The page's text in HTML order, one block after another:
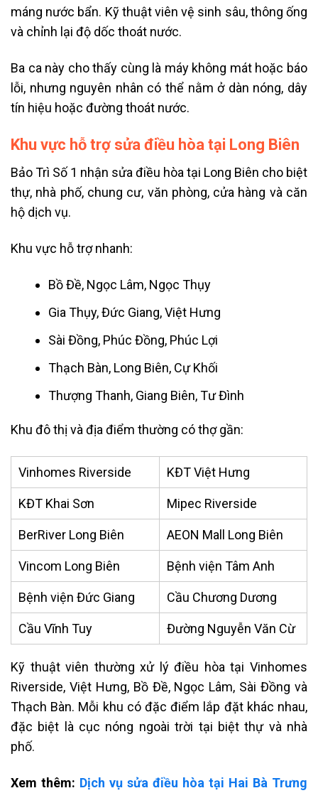
máng nước bẩn. Kỹ thuật viên vệ sinh sâu, thông ống
và chỉnh lại độ dốc thoát nước.
Ba ca này cho thấy cùng là máy không mát hoặc báo
lỗi, nhưng nguyên nhân có thể nằm ở dàn nóng, dây
tín hiệu hoặc đường thoát nước.
Khu vực hỗ trợ sửa điều hòa tại Long Biên
Bảo Trì Số 1 nhận sửa điều hòa tại Long Biên cho biệt
thự, nhà phố, chung cư, văn phòng, cửa hàng và căn
hộ dịch vụ.
Khu vực hỗ trợ nhanh:
Bồ Đề, Ngọc Lâm, Ngọc Thụy
Gia Thụy, Đức Giang, Việt Hưng
Sài Đồng, Phúc Đồng, Phúc Lợi
Thạch Bàn, Long Biên, Cự Khối
Thượng Thanh, Giang Biên, Tư Đình
Khu đô thị và địa điểm thường có thợ gần:
Vinhomes Riverside KĐT Việt Hưng
KĐT Khai Sơn Mipec Riverside
BerRiver Long Biên AEON Mall Long Biên
Vincom Long Biên Bệnh viện Tâm Anh
Bệnh viện Đức Giang Cầu Chương Dương
Cầu Vĩnh Tuy Đường Nguyễn Văn Cừ
Kỹ thuật viên thường xử lý điều hòa tại Vinhomes
Riverside, Việt Hưng, Bồ Đề, Ngọc Lâm, Sài Đồng và
Thạch Bàn. Mỗi khu có đặc điểm lắp đặt khác nhau,
đặc biệt là cục nóng ngoài trời tại biệt thự và nhà
phố.
Xem thêm: Dịch vụ sửa điều hòa tại Hai Bà Trưng